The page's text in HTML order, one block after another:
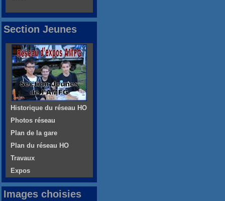
Section Jeunes
Historique du réseau HO
Photos réseau
Plan de la gare
Plan du réseau HO
Travaux
Expos
Images choisies